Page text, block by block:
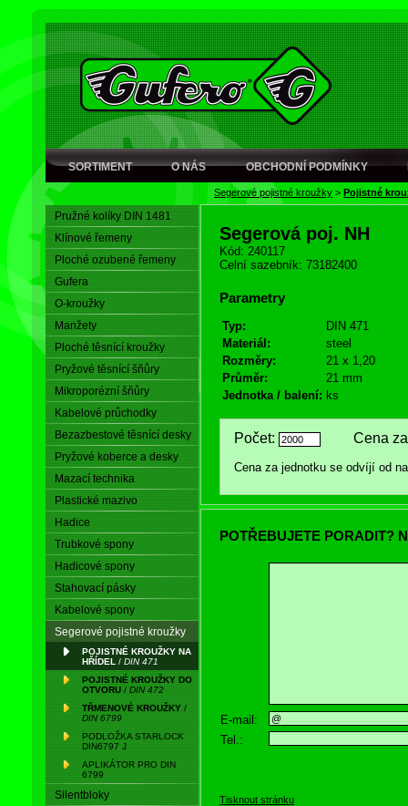
SORTIMENT O NÁS OBCHODNÍ PODMÍNKY
Segerové pojistné kroužky > Pojistné
Pružné kolíky DIN 1481
Klínové řemeny
Ploché ozubené řemeny
Gufera
O-kroužky
Manžety
Ploché těsnící kroužky
Pryžové těsnící šňůry
Mikroporézní šňůry
Kabelové průchodky
Bezazbestové těsnící desky
Pryžové koberce a desky
Mazací technika
Plastické mazivo
Hadice
Trubkové spony
Hadicové spony
Stahovací pásky
Kabelové spony
Segerové pojistné kroužky
POJISTNÉ KROUŽKY NA
HŘÍDEL / DIN 471
POJISTNÉ KROUŽKY DO
OTVORU / DIN 472
TŘMENOVÉ KROUŽKY /
DIN 6799
PODLOŽKA STARLOCK
DIN6797 J
APLIKÁTOR PRO DIN
6799
Silentbloky
Segerová poj. NH
Kód: 240117
Celní sazebník: 73182400
Parametry
Typ:
DIN 471
Materiál:
steel
Rozměry:
21 x 1,20
Průměr:
21 mm
Jednotka / balení: ks
Počet: Cena za
Cena za jednotku se odvíjí od
POTŘEBUJETE PORADIT?
E-mail:
Tel.:
Tisknout stránku